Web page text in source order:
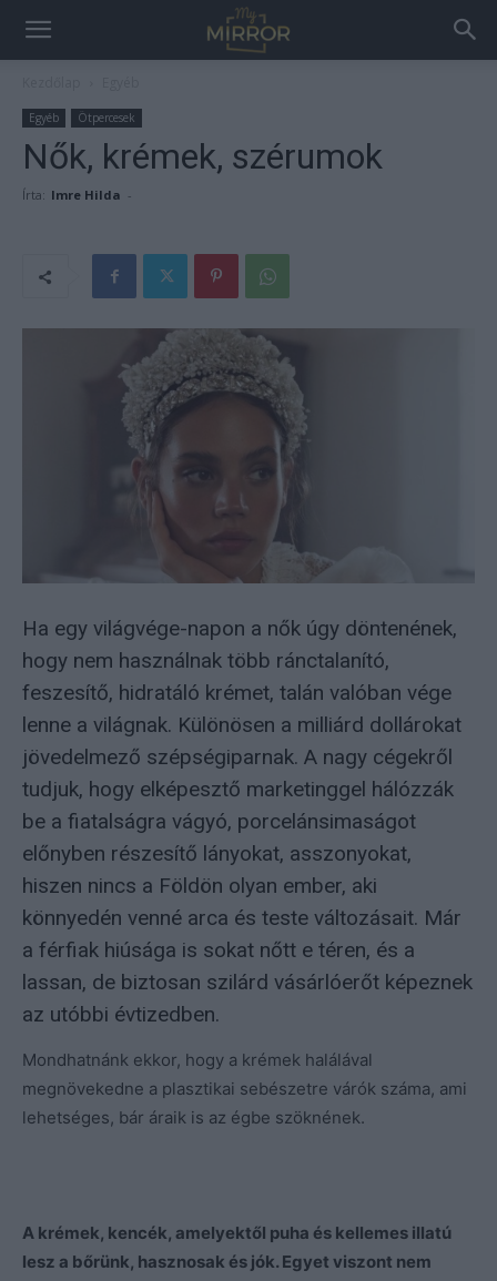
Egyéb Ötpercesek
Nők, krémek, szérumok
Írta: Imre Hilda -
Ha egy világvége-napon a nők úgy döntenének,
hogy nem használnak több ránctalanító,
feszesítő, hidratáló krémet, talán valóban vége
lenne a világnak. Különösen a milliárd dollárokat
jövedelmező szépségiparnak. A nagy cégekről
tudjuk, hogy elképesztő marketinggel hálózzák
be a fiatalságra vágyó, porcelánsimaságot
előnyben részesítő lányokat, asszonyokat,
hiszen nincs a Földön olyan ember, aki
könnyedén venné arca és teste változásait. Már
a férfiak hiúsága is sokat nőtt e téren, és a
lassan, de biztosan szilárd vásárlóerőt képeznek
az utóbbi évtizedben.
Mondhatnánk ekkor, hogy a krémek halálával
megnövekedne a plasztikai sebészetre várók száma, ami
lehetséges, bár áraik is az égbe szöknének.
A krémek, kencék, amelyektől puha és kellemes illatú
lesz a bőrünk, hasznosak és jók. Egyet viszont nem